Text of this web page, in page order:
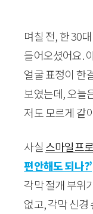
며칠 전, 한 30
들어오셨어요.
얼굴 표정이 한
보였는데, 오늘
저도 모르게 같
사실 스마일프로
편안해도 되나?’
각막 절개 부위
없고, 각막 신경